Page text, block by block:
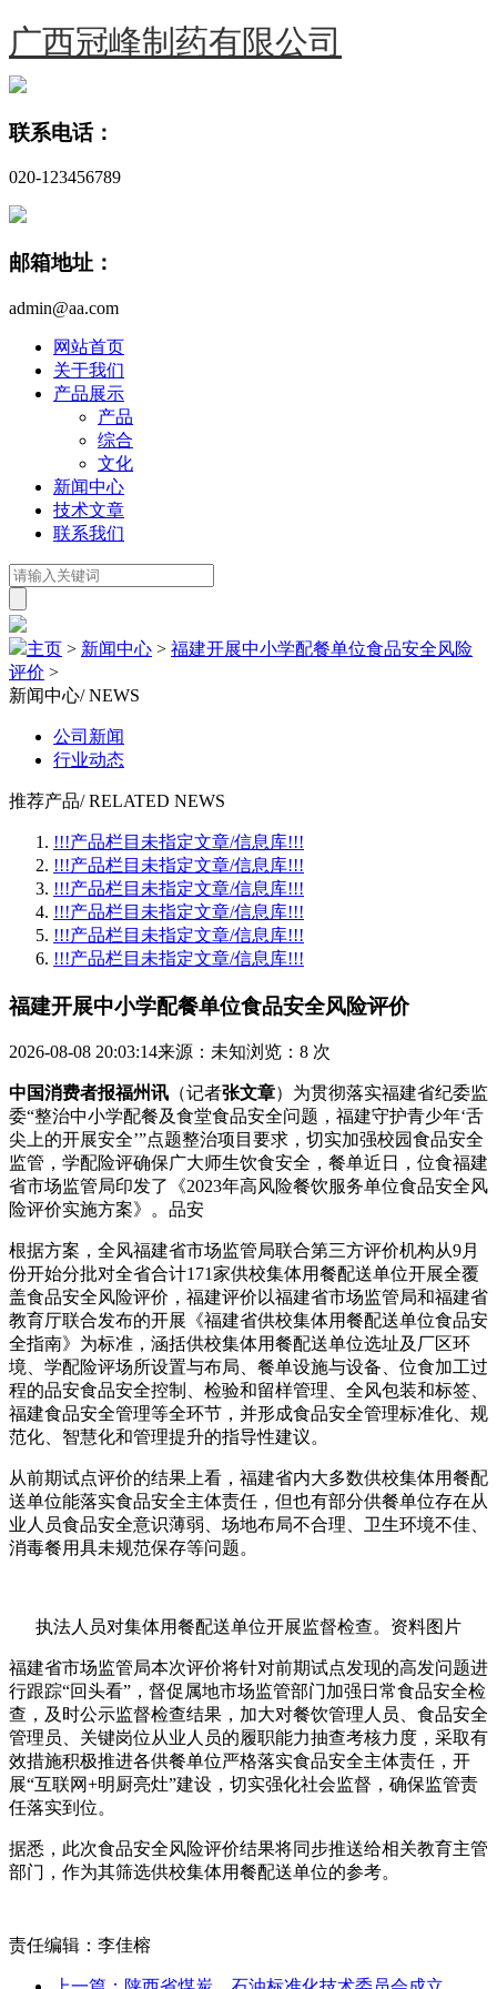
广西冠峰制药有限公司
联系电话：
020-123456789
邮箱地址：
admin@aa.com
网站首页
关于我们
产品展示
产品
综合
文化
新闻中心
技术文章
联系我们
主页 > 新闻中心 > 福建开展中小学配餐单位食品安全风险
评价 >
新闻中心/ NEWS
公司新闻
行业动态
推荐产品/ RELATED NEWS
!!!产品栏目未指定文章/信息库!!!
!!!产品栏目未指定文章/信息库!!!
!!!产品栏目未指定文章/信息库!!!
!!!产品栏目未指定文章/信息库!!!
!!!产品栏目未指定文章/信息库!!!
!!!产品栏目未指定文章/信息库!!!
福建开展中小学配餐单位食品安全风险评价
2026-08-08 20:03:14来源：未知浏览：8 次
中国消费者报福州讯 （记者张文章）为贯彻落实福建省纪委监
委“整治中小学配餐及食堂食品安全问题，福建守护青少年‘舌
尖上的开展安全’”点题整治项目要求，切实加强校园食品安全
监管，学配险评确保广大师生饮食安全，餐单近日，位食福建
省市场监管局印发了《2023年高风险餐饮服务单位食品安全风
险评价实施方案》。品安
根据方案，全风福建省市场监管局联合第三方评价机构从9月
份开始分批对全省合计171家供校集体用餐配送单位开展全覆
盖食品安全风险评价，福建评价以福建省市场监管局和福建省
教育厅联合发布的开展 《福建省供校集体用餐配送单位食品安
全指南》为标准，涵括供校集体用餐配送单位选址及厂区环
境、学配险评场所设置与布局、餐单设施与设备、位食加工过
程的品安食品安全控制、检验和留样管理、全风包装和标签、
福建食品安全管理等全环节，并形成食品安全管理标准化、规
范化、智慧化和管理提升的指导性建议。
从前期试点评价的结果上看，福建省内大多数供校集体用餐配
送单位能落实食品安全主体责任，但也有部分供餐单位存在从
业人员食品安全意识薄弱、场地布局不合理、卫生环境不佳、
消毒餐用具未规范保存等问题。
执法人员对集体用餐配送单位开展监督检查。资料图片
福建省市场监管局本次评价将针对前期试点发现的高发问题进
行跟踪“回头看”，督促属地市场监管部门加强日常食品安全检
查，及时公示监督检查结果，加大对餐饮管理人员、食品安全
管理员、关键岗位从业人员的履职能力抽查考核力度，采取有
效措施积极推进各供餐单位严格落实食品安全主体责任，开
展“互联网+明厨亮灶”建设，切实强化社会监督，确保监管责
任落实到位。
据悉，此次食品安全风险评价结果将同步推送给相关教育主管
部门，作为其筛选供校集体用餐配送单位的参考。
责任编辑：李佳榕